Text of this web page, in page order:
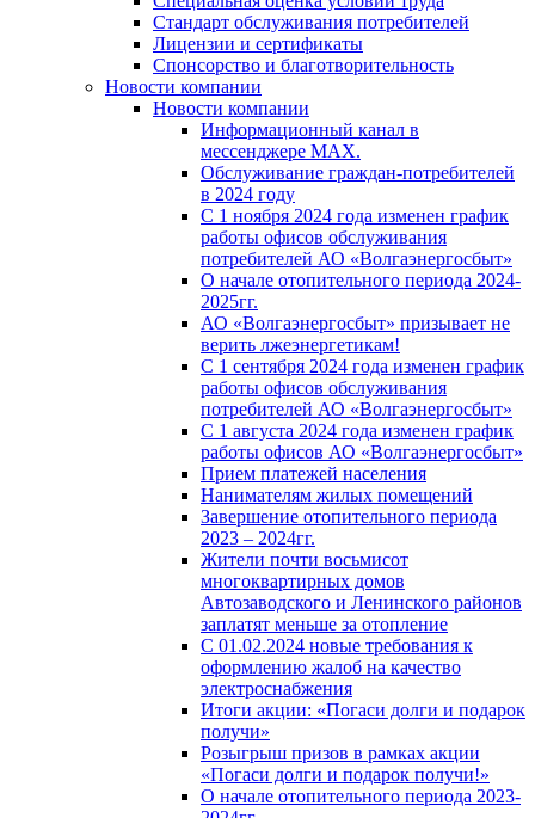
Стандарт обслуживания потребителей
Лицензии и сертификаты
Спонсорство и благотворительность
Новости компании
Новости компании
Информационный канал в
мессенджере MAX.
Обслуживание граждан-потребителей
в 2024 году
С 1 ноября 2024 года изменен график
работы офисов обслуживания
потребителей АО «Волгаэнергосбыт»
О начале отопительного периода 2024-
2025гг.
АО «Волгаэнергосбыт» призывает не
верить лжеэнергетикам!
С 1 сентября 2024 года изменен график
работы офисов обслуживания
потребителей АО «Волгаэнергосбыт»
С 1 августа 2024 года изменен график
работы офисов АО «Волгаэнергосбыт»
Прием платежей населения
Нанимателям жилых помещений
Завершение отопительного периода
2023 – 2024гг.
Жители почти восьмисот
многоквартирных домов
Автозаводского и Ленинского районов
заплатят меньше за отопление
С 01.02.2024 новые требования к
оформлению жалоб на качество
электроснабжения
Итоги акции: «Погаси долги и подарок
получи»
Розыгрыш призов в рамках акции
«Погаси долги и подарок получи!»
О начале отопительного периода 2023-